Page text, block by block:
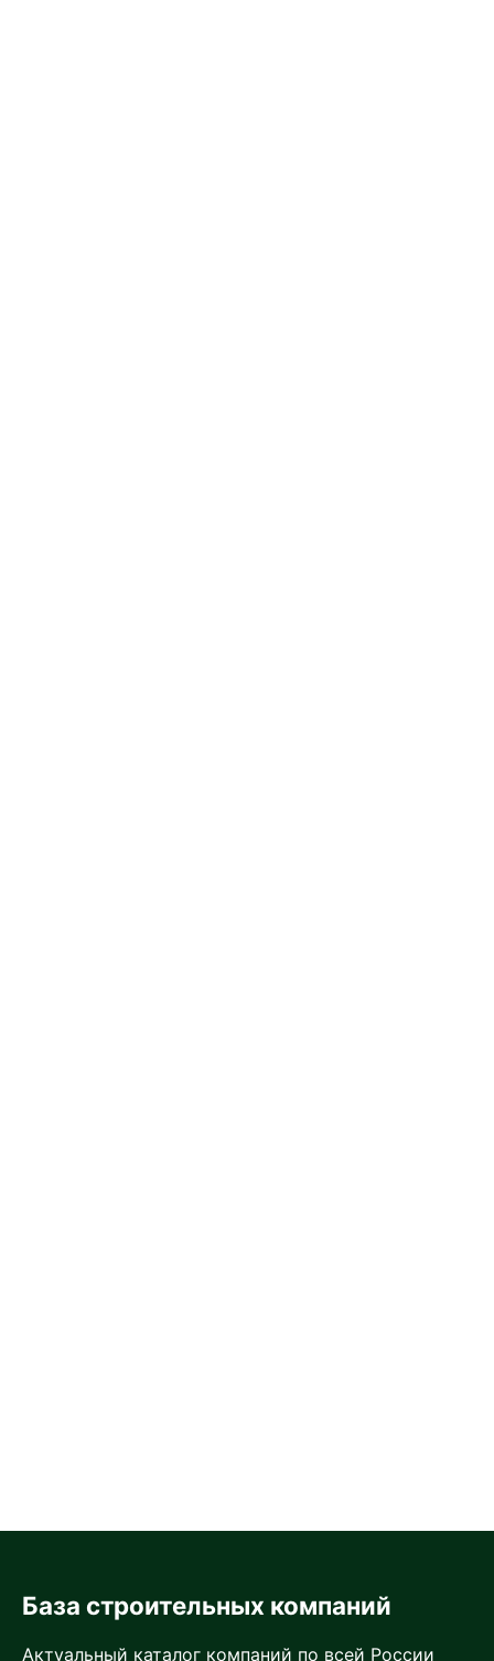
База строительных компаний
Актуальный каталог компаний по всей России